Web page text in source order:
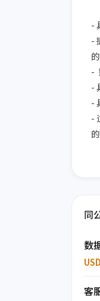
-
-
-
-
-
-
同
数
客